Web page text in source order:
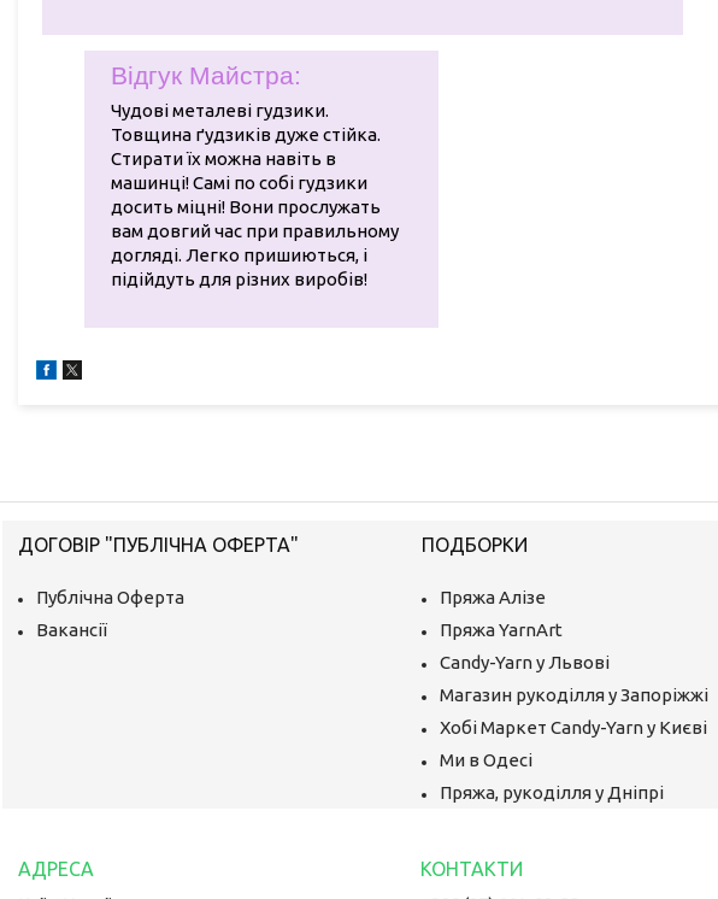
Відгук Майстра:
Чудові металеві гудзики.
Товщина ґудзиків дуже стійка.
Стирати їх можна навіть в
машинці! Самі по собі гудзики
досить міцні! Вони прослужать
вам довгий час при правильному
догляді. Легко пришиються, і
підійдуть для різних виробів!
ДОГОВІР "ПУБЛІЧНА ОФЕРТА"
Публічна Оферта
Вакансії
ПОДБОРКИ
Пряжа Алізе
Пряжа YarnArt
Candy-Yarn у Львові
Магазин рукоділля у Запоріжжі
Хобі Маркет Candy-Yarn у Києві
Ми в Одесі
Пряжа, рукоділля у Дніпрі